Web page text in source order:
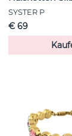
SYSTER P
€ 69